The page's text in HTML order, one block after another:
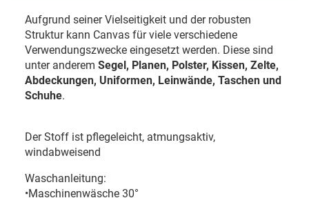
Aufgrund seiner Vielseitigkeit und der robusten
Struktur kann Canvas für viele verschiedene
Verwendungszwecke eingesetzt werden. Diese sind
unter anderem Segel, Planen, Polster, Kissen, Zelte,
Abdeckungen, Uniformen, Leinwände, Taschen und
Schuhe.
Der Stoff ist pflegeleicht, atmungsaktiv,
windabweisend
Waschanleitung:
•Maschinenwäsche 30°